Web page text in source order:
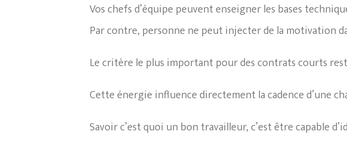
Vos chefs d’équipe peuvent enseigner les bases
Par contre, personne ne peut injecter de la motivation
Le critère le plus important pour des contrats courts
Cette énergie influence directement la cadence d’une
Savoir c’est quoi un bon travailleur, c’est être capable